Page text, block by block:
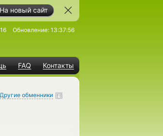
На новый сайт
FAQ Контакты
Обновление: 13:37:56
Другие обменники